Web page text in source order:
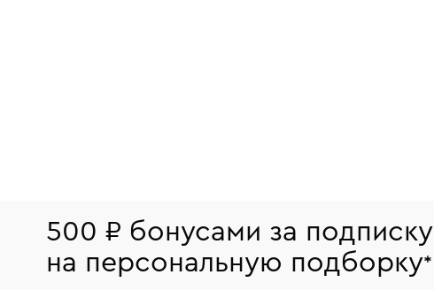
500 ₽ бонусами за подписку
на персональную подборку*